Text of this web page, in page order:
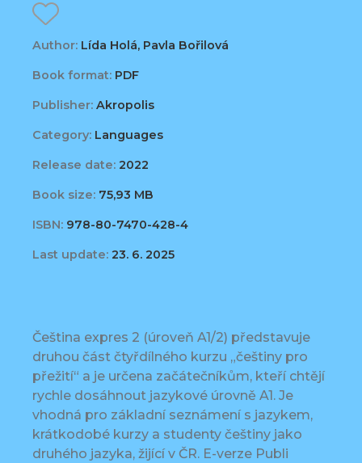
Author: Lída Holá, Pavla Bořilová
Book format: PDF
Publisher: Akropolis
Category: Languages
Release date: 2022
Book size: 75,93 MB
ISBN: 978-80-7470-428-4
Last update: 23. 6. 2025
Čeština expres 2 (úroveň A1/2) představuje
druhou část čtyřdílného kurzu „češtiny pro
přežití“ a je určena začátečníkům, kteří chtějí
rychle dosáhnout jazykové úrovně A1. Je
vhodná pro základní seznámení s jazykem,
krátkodobé kurzy a studenty češtiny jako
druhého jazyka, žijící v ČR. E-verze Publi